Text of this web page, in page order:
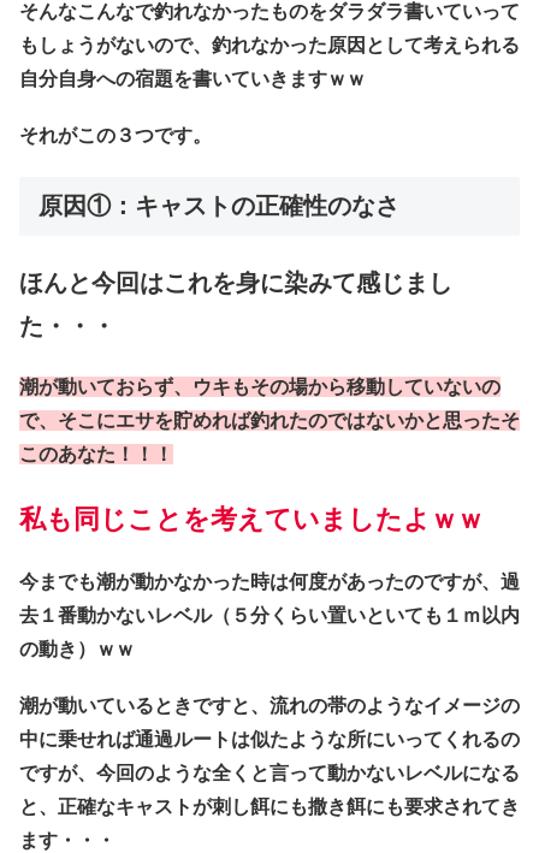
そんなこんなで釣れなかったものをダラダラ書いていって
もしょうがないので、釣れなかった原因として考えられる
自分自身への宿題を書いていきますｗｗ
それがこの３つです。
原因①：キャストの正確性のなさ
ほんと今回はこれを身に染みて感じまし
た・・・
潮が動いておらず、ウキもその場から移動していないの
で、そこにエサを貯めれば釣れたのではないかと思ったそ
このあなた！！！
私も同じことを考えていましたよｗｗ
今までも潮が動かなかった時は何度があったのですが、過
去１番動かないレベル（５分くらい置いといても１ｍ以内
の動き）ｗｗ
潮が動いているときですと、流れの帯のようなイメージの
中に乗せれば通過ルートは似たような所にいってくれるの
ですが、今回のような全くと言って動かないレベルになる
と、正確なキャストが刺し餌にも撒き餌にも要求されてき
ます・・・